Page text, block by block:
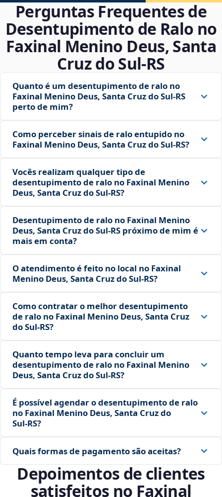
Perguntas Frequentes de
Desentupimento de Ralo no
Faxinal Menino Deus, Santa
Cruz do Sul‑RS
Quanto é um desentupimento de ralo no
Faxinal Menino Deus, Santa Cruz do Sul‑RS
perto de mim?
Como perceber sinais de ralo entupido no
Faxinal Menino Deus, Santa Cruz do Sul‑RS?
Vocês realizam qualquer tipo de
desentupimento de ralo no Faxinal Menino
Deus, Santa Cruz do Sul‑RS?
Desentupimento de ralo no Faxinal Menino
Deus, Santa Cruz do Sul‑RS próximo de mim é
mais em conta?
O atendimento é feito no local no Faxinal
Menino Deus, Santa Cruz do Sul‑RS?
Como contratar o melhor desentupimento
de ralo no Faxinal Menino Deus, Santa Cruz
do Sul‑RS?
Quanto tempo leva para concluir um
desentupimento de ralo no Faxinal Menino
Deus, Santa Cruz do Sul‑RS?
É possível agendar o desentupimento de ralo
no Faxinal Menino Deus, Santa Cruz do
Sul‑RS?
Quais formas de pagamento são aceitas?
Depoimentos de clientes
satisfeitos no Faxinal